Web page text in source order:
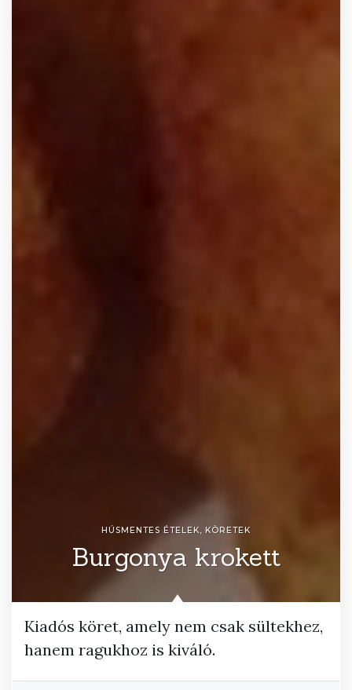
HÚSMENTES ÉTELEK, KÖRETEK
Burgonya krokett
Kiadós köret, amely nem csak sültekhez,
hanem ragukhoz is kiváló.